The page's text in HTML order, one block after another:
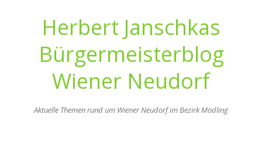
Herbert Janschkas
Bürgermeisterblog
Wiener Neudorf
Aktuelle Themen rund um Wiener Neudorf im Bezirk Mödling